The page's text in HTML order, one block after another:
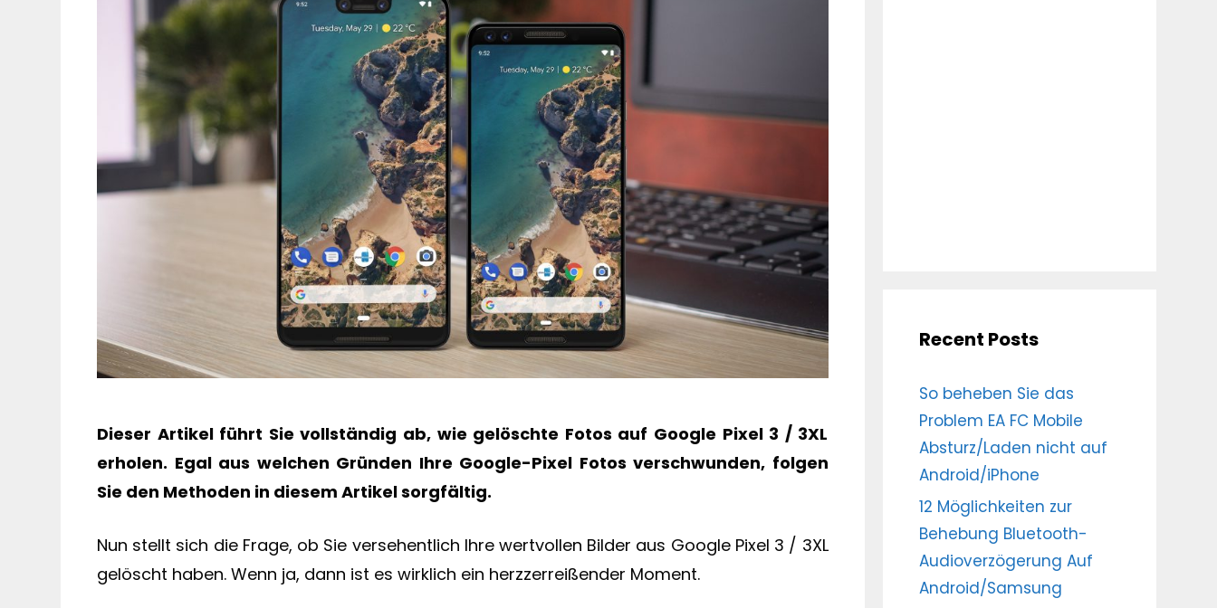
Dieser Artikel führt Sie vollständig ab, wie gelöschte Fotos auf Google Pixel 3 / 3XL
erholen. Egal aus welchen Gründen Ihre Google-Pixel Fotos verschwunden, folgen
Sie den Methoden in diesem Artikel sorgfältig.
Nun stellt sich die Frage, ob Sie versehentlich Ihre wertvollen Bilder aus Google Pixel 3 / 3XL
gelöscht haben. Wenn ja, dann ist es wirklich ein herzzerreißender Moment.
Recent Posts
So beheben Sie das
Problem EA FC Mobile
Absturz/Laden nicht auf
Android/iPhone
12 Möglichkeiten zur
Behebung Bluetooth-
Audioverzögerung Auf
Android/Samsung